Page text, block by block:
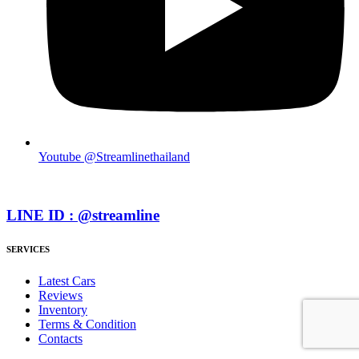
Youtube @Streamlinethailand
LINE ID : @streamline
SERVICES
Latest Cars
Reviews
Inventory
Terms & Condition
Contacts